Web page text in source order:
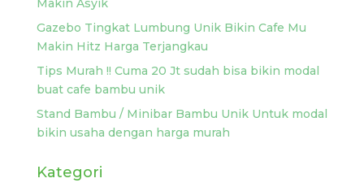
Makin Asyik
Gazebo Tingkat Lumbung Unik Bikin Cafe Mu
Makin Hitz Harga Terjangkau
Tips Murah !! Cuma 20 Jt sudah bisa bikin modal
buat cafe bambu unik
Stand Bambu / Minibar Bambu Unik Untuk modal
bikin usaha dengan harga murah
Kategori